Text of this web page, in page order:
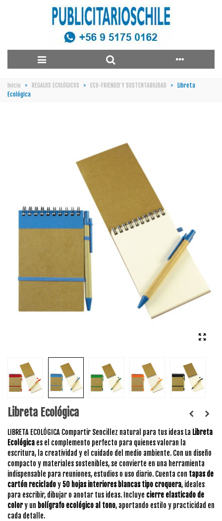
Inicio > REGALOS ECOLÓGICOS > ECO-FRIENDLY Y SUSTENTABILIDAD > Libreta
Ecológica
Libreta Ecológica
LIBRETA ECOLÓGICA Compartir Sencillez natural para tus ideas La Libreta
Ecológica es el complemento perfecto para quienes valoran la
escritura, la creatividad y el cuidado del medio ambiente. Con un diseño
compacto y materiales sostenibles, se convierte en una herramienta
indispensable para reuniones, estudios o uso diario. Cuenta con tapas de
cartón recicladoy 50 hojas interiores blancas tipo croquera, ideales
para escribir, dibujar o anotar tus ideas. Incluye cierre elasticado de
colory un bolígrafo ecológico al tono, aportando estilo y practicidad en
cada detalle.